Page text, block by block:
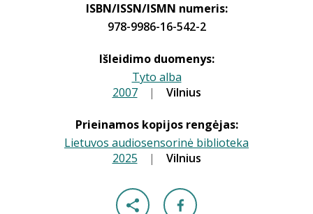
ISBN/ISSN/ISMN numeris:
978-9986-16-542-2
Išleidimo duomenys:
Tyto alba
2007 | Vilnius
Prieinamos kopijos rengėjas:
Lietuvos audiosensorinė biblioteka
2025 | Vilnius